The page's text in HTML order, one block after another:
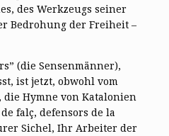
des Werkzeugs seiner
Bedrohung der Freiheit –
(die Sensenmänner),
ist jetzt, obwohl vom
die Hymne von Katalonien
falç, defensors de la
Sichel, Ihr Arbeiter der